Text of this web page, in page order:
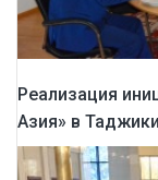
Реализация
Азия» в